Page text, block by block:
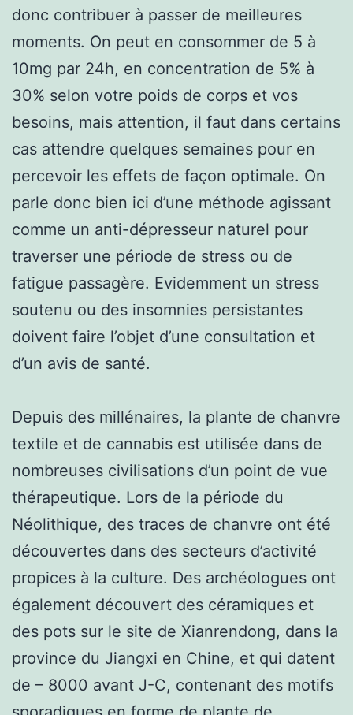
donc contribuer à passer de meilleures
moments. On peut en consommer de 5 à
10mg par 24h, en concentration de 5% à
30% selon votre poids de corps et vos
besoins, mais attention, il faut dans certains
cas attendre quelques semaines pour en
percevoir les effets de façon optimale. On
parle donc bien ici d’une méthode agissant
comme un anti-dépresseur naturel pour
traverser une période de stress ou de
fatigue passagère. Evidemment un stress
soutenu ou des insomnies persistantes
doivent faire l’objet d’une consultation et
d’un avis de santé.
Depuis des millénaires, la plante de chanvre
textile et de cannabis est utilisée dans de
nombreuses civilisations d’un point de vue
thérapeutique. Lors de la période du
Néolithique, des traces de chanvre ont été
découvertes dans des secteurs d’activité
propices à la culture. Des archéologues ont
également découvert des céramiques et
des pots sur le site de Xianrendong, dans la
province du Jiangxi en Chine, et qui datent
de – 8000 avant J-C, contenant des motifs